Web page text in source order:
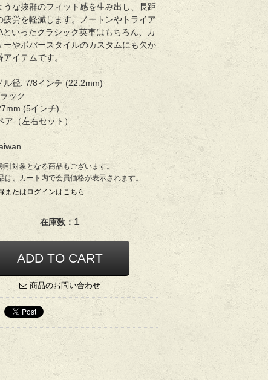
うな抜群のフィット感を生み出し、長距
疲労を軽減します。ノートンやトライア
といったクラシック英車はもちろん、カ
ーやボバースタイルのカスタムにも欠か
アイテムです。
ル径: 7/8インチ (22.2mm)
ック
(5インチ)
ア（左右セット）
引対象となる商品もございます。
は、カート内で会員価格が表示されます。
またはログインはこちら
在庫数： 1
商品のお問い合わせ